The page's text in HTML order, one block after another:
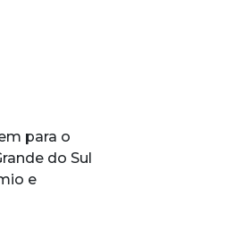
para o
do Sul
e